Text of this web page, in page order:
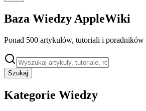
Baza Wiedzy AppleWiki
Ponad 500 artykułów, tutoriali i
Szukaj
Kategorie Wiedzy